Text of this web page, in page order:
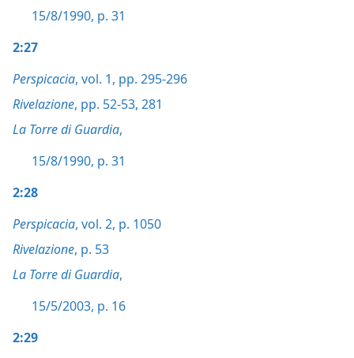
15/8/1990, p. 31
2:27
Perspicacia, vol. 1, pp. 295-296
Rivelazione, pp. 52-53, 281
La Torre di Guardia,
15/8/1990, p. 31
2:28
Perspicacia, vol. 2, p. 1050
Rivelazione, p. 53
La Torre di Guardia,
15/5/2003, p. 16
2:29